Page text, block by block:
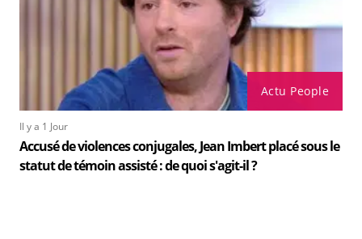
Actu People
Il y a 1 Jour
Accusé de violences conjugales, Jean Imbert placé sous le
statut de témoin assisté : de quoi s'agit-il ?